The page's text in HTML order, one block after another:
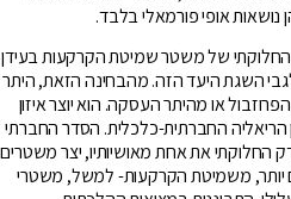
אופי פורמאלי בלבד.
של משטר שמיטת הקרקעות בעידן
השגת היעד הזה. מהבחינה הזאת, היתר
או מהיתר העסקה. הוא יוצר איזון
הריאליה החברתית-כלכלית. הסדר החברתי
החלוקתי את אחת מאושיותיו, יצר משטרים
יותר, משמיטת הקרקעות- למשל, משטרי